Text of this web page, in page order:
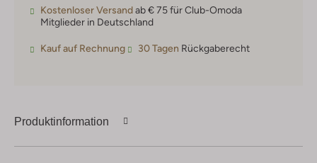
Kostenloser Versandab € 75 für Club-Omoda
Mitglieder in Deutschland
Kauf auf Rechnung 30 Tagen Rückgaberecht
Produktinformation